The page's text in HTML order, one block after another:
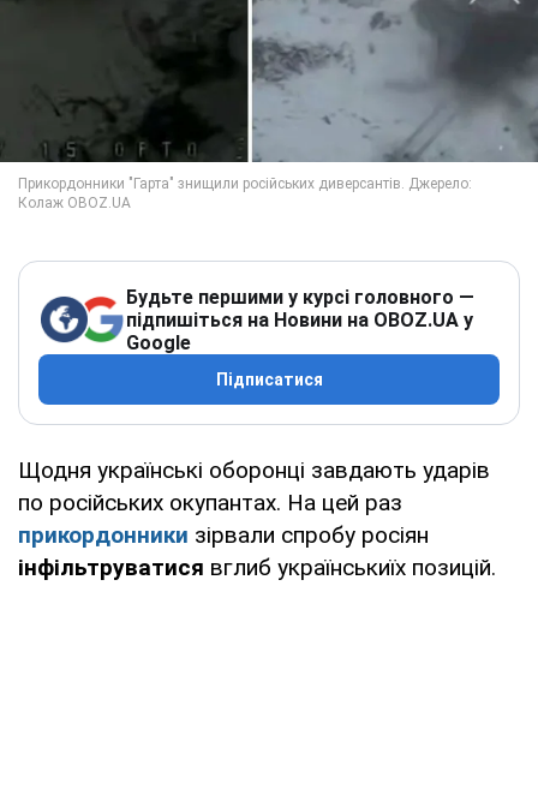
Будьте першими у курсі головного —
підпишіться на Новини на OBOZ.UA у
Google
Підписатися
Щодня українські оборонці завдають ударів
по російських окупантах. На цей раз
прикордонники зірвали спробу росіян
інфільтруватися вглиб українськиїх позицій.